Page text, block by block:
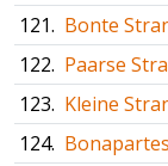
121. Bonte
122. Paarse
123. Kleine
124.